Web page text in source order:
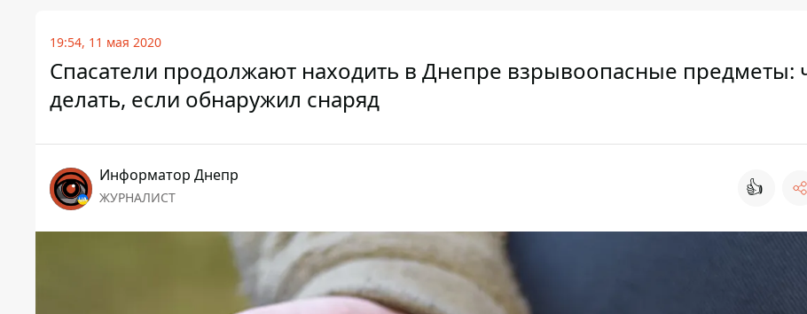
19:54, 11 мая 2020
Спасатели продолжают находить в Днепре взрывоопасные предметы:
делать, если обнаружил снаряд
Информатор Днепр
ЖУРНАЛИСТ 👍